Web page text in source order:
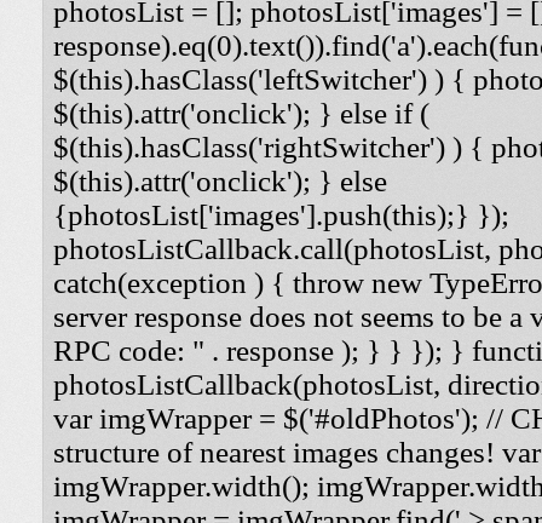
photosList = []; photosList['images'] =
$(this).hasClass('leftSwitcher') ) {
$(this).attr('onclick'); } else if (
$(this).hasClass('rightSwitcher') ) {
$(this).attr('onclick'); } else
{photosList['images'].push(this);} });
photosListCallback.call(photosList,
catch(exception ) { throw new
server response does not seems to be
RPC code: " . response ); } } }); }
photosListCallback(photosList,
var imgWrapper = $('#oldPhotos'); //
structure of nearest images changes!
imgWrapper.width();